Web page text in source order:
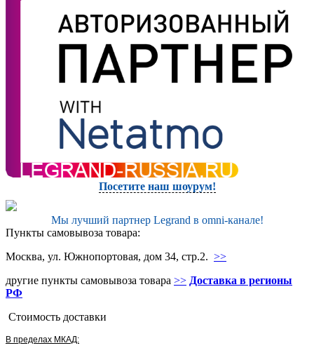
Посетите наш шоурум!
Мы лучший партнер Legrand в omni-канале!
Пункты самовывоза товара:
Москва, ул. Южнопортовая, дом 34, стр.2. >>
другие пункты самовывоза товара >> Доставка в регионы
РФ
Стоимость доставки
В пределах МКАД: